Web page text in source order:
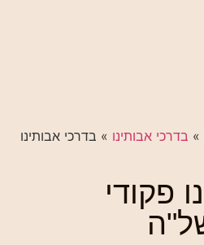
» בדרכי אבותינו » בדרכי אבותינו
פקודי